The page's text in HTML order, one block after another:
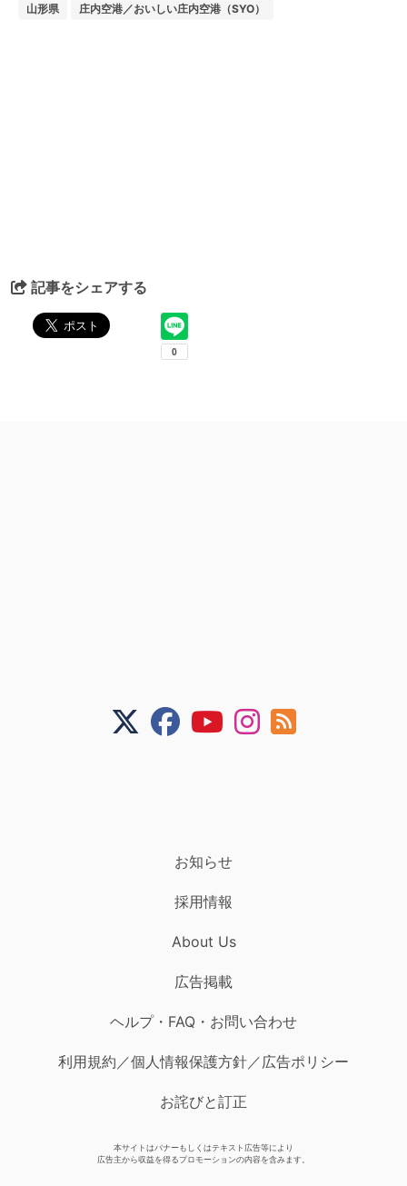
山形県 庄内空港／おいしい庄内空港（SYO）
記事をシェアする
お知らせ
採用情報
About Us
広告掲載
ヘルプ・FAQ・お問い合わせ
利用規約／個人情報保護方針／広告ポリシー
お詫びと訂正
本サイトはバナーもしくはテキスト広告等により
広告主から収益を得るプロモーションの内容を含みます。